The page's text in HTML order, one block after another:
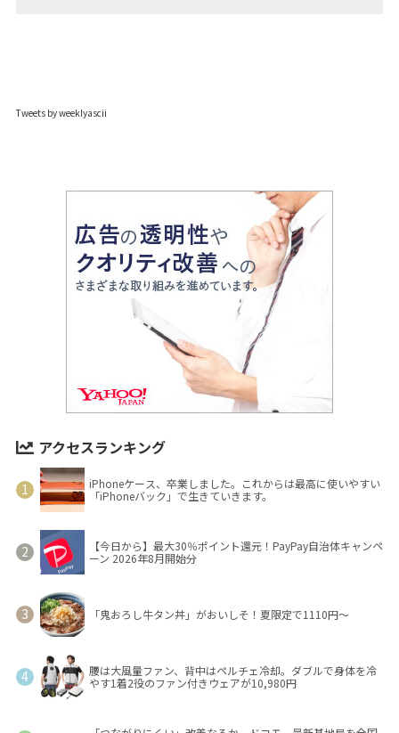
Tweets by weeklyascii
アクセスランキング
iPhoneケース、卒業しました。これからは最高に使いやすい
「iPhoneバック」で生きていきます。
【今日から】最大30％ポイント還元！PayPay自治体キャンペ
ーン 2026年8月開始分
「鬼おろし牛タン丼」がおいしそ！夏限定で1110円～
腰は大風量ファン、背中はペルチェ冷却。ダブルで身体を冷
やす1着2役のファン付きウェアが10,980円